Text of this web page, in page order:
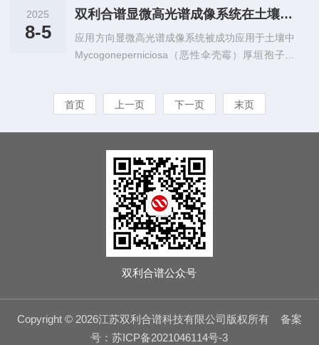
驾护航！1.高光谱成像技术在粮食品种识别中的应
深度一类学习（OCL）...
食品质，成为农业科技领域的研究热点。而高光谱
成像技术，作为融合了光谱分析与图像处理的前沿
工具，正逐步渗透进粮食检测、品种分选、储藏监
控等多个环节。本期内容将聚焦高光谱成像在粮食
蛋白质、脂肪酸等关键参数如何“可视化”，探索高
光谱在粮食智能检测中的无限潜力。1.粮食品质检
2025
8-5
双利合谱显微高光谱成像系统在土壤中恶性毛壳菌厚垣孢子高精度检测中的应用
应用方向显微高光谱成像系统被成功应用于土壤中
Mycogoneperniciosa（恶性伞壳霉）厚垣孢子的
谱采集能力，可在无需染色或标记的情况下识别微
深度学习检测模型），该系统能够对复杂背景下的
微小结构进行自动识别、目标定位与类别判断，克
服传统显微镜在识别精度和批量处理方面的局限。
首页 上一页 下一页 末页
双利合谱公众号
Copyright © 2026江苏双利合谱科技有限公司版权所有 备案
号：苏ICP备2021046114号-3